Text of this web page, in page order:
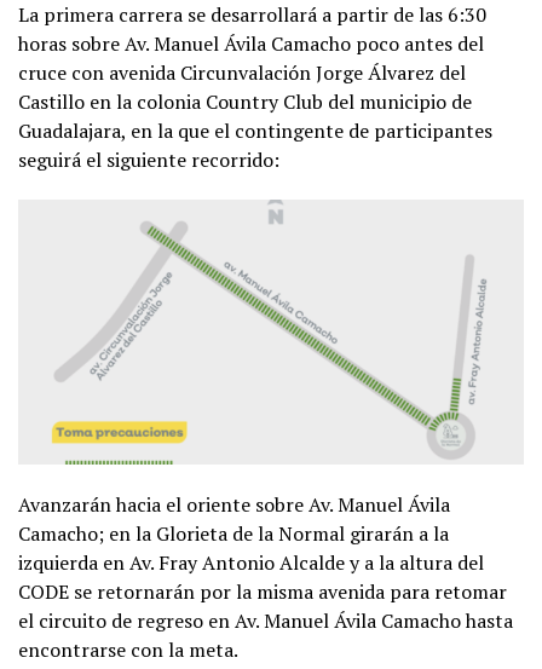
La primera carrera se desarrollará a partir de las 6:30
horas sobre Av. Manuel Ávila Camacho poco antes del
cruce con avenida Circunvalación Jorge Álvarez del
Castillo en la colonia Country Club del municipio de
Guadalajara, en la que el contingente de participantes
seguirá el siguiente recorrido:
Avanzarán hacia el oriente sobre Av. Manuel Ávila
Camacho; en la Glorieta de la Normal girarán a la
izquierda en Av. Fray Antonio Alcalde y a la altura del
CODE se retornarán por la misma avenida para retomar
el circuito de regreso en Av. Manuel Ávila Camacho hasta
encontrarse con la meta.